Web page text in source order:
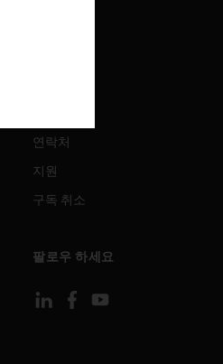
연락처
지원
구독 취소
팔로우 하세요